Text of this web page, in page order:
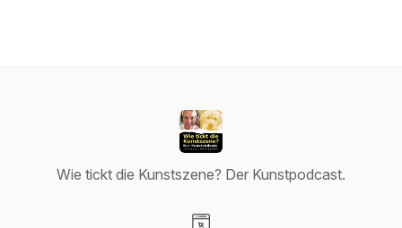
Wie tickt die Kunstszene? Der Kunstpodcast.